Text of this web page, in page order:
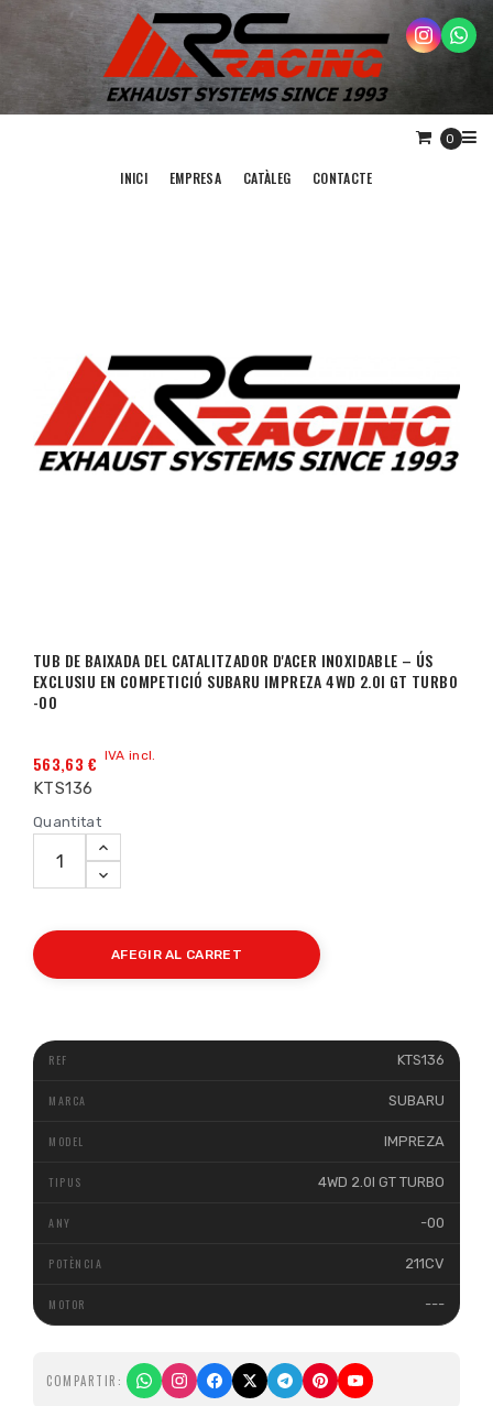
0
INICI EMPRESA CATÀLEG CONTACTE
TUB DE BAIXADA DEL CATALITZADOR D'ACER INOXIDABLE – ÚS
EXCLUSIU EN COMPETICIÓ SUBARU IMPREZA 4WD 2.0I GT TURBO
-00
563,63 € IVA incl.
KTS136
Quantitat
AFEGIR AL CARRET
KTS136
SUBARU
IMPREZA
4WD 2.0I GT TURBO
-00
211CV
---
COMPARTIR: